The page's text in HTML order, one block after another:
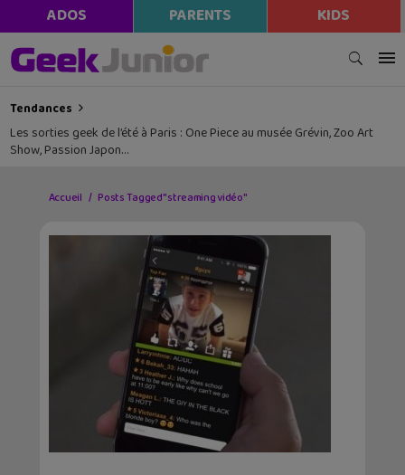
ADOS PARENTS KIDS
Tendances
Les sorties geek de l’été à Paris : One Piece au musée Grévin, Zoo Art
Show, Passion Japon…
Accueil Posts Tagged "streaming vidéo"